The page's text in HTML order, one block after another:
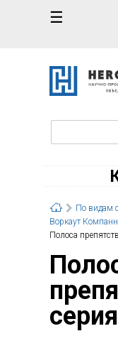
☰
По видам
Воркаут Компанн
Полоса
Полоса